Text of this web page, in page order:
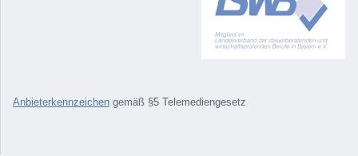
Anbieterkennzeichen gemäß §5 Telemediengesetz